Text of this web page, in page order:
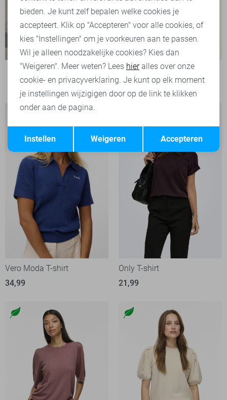
Garcia T-shirt
39,99
Vero Moda T-shirt
34,99
Only T-shirt
21,99
Terug Opslaan
bieden. Je kunt zelf bepalen welke cookies je
accepteert. Klik op "Accepteren" voor alle cookies, of
kies "Instellingen" om je voorkeuren aan te passen.
Wil je alleen noodzakelijke cookies? Kies dan
"Weigeren". Meer weten? Lees hieralles over onze
cookie- en privacyverklaring. Je kunt op elk moment
je instellingen wijzigigen door op de link te klikken
onder aan de pagina.
Accepteren
Weigeren
Instellen